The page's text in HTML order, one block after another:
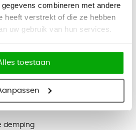
combineren met andere
heeft verstrekt of die ze hebben
uw gebruik van hun services.
toestaan
heeft geen water, daglicht of
langdurig zijn natuurlijke
een duurzame en praktische
demping